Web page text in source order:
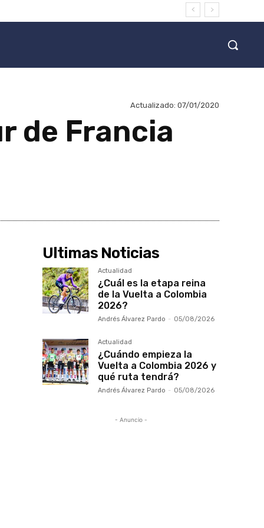
Actualizado: 07/01/2020
de Francia
Ultimas Noticias
Actualidad
¿Cuál es la etapa reina
de la Vuelta a Colombia
2026?
Andrés Álvarez Pardo - 05/08/2026
Actualidad
¿Cuándo empieza la
Vuelta a Colombia 2026 y
qué ruta tendrá?
Andrés Álvarez Pardo - 05/08/2026
- Anuncio -